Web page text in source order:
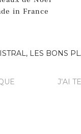
in France
, LES BONS
J’AI